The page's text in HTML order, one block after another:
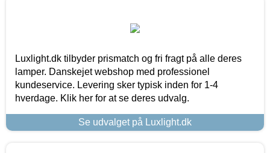
Luxlight.dk tilbyder prismatch og fri fragt på alle deres
lamper. Danskejet webshop med professionel
kundeservice. Levering sker typisk inden for 1-4
hverdage. Klik her for at se deres udvalg.
Se udvalget på Luxlight.dk